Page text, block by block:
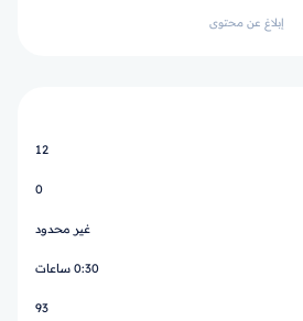
إبلاغ عن محتوى
12
0
غير محدود
0:30 ساعات
93